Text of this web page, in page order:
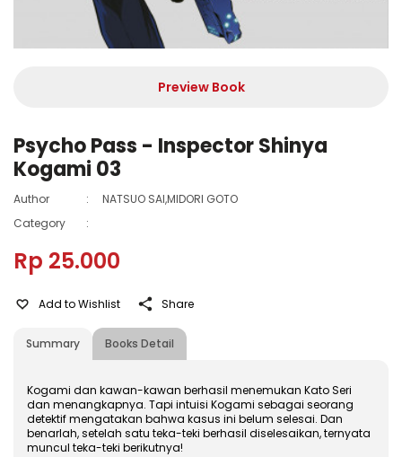
Preview Book
Psycho Pass - Inspector Shinya
Kogami 03
Author :
NATSUO SAI,MIDORI GOTO
Category
:
Rp 25.000
Summary Books Detail
Add to Wishlist Share
Kogami dan kawan-kawan berhasil menemukan Kato Seri
dan menangkapnya. Tapi intuisi Kogami sebagai seorang
detektif mengatakan bahwa kasus ini belum selesai. Dan
benarlah, setelah satu teka-teki berhasil diselesaikan, ternyata
muncul teka-teki berikutnya!